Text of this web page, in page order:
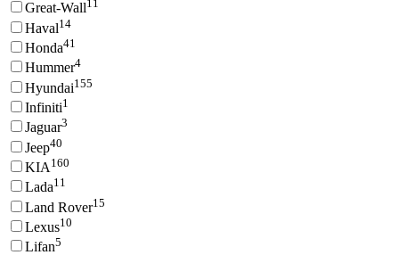
Great-Wall11
Haval14
Honda41
Hummer4
Hyundai155
Infiniti1
Jaguar3
Jeep40
KIA 160
Lada11
Land Rover15
Lexus10
Lifan5